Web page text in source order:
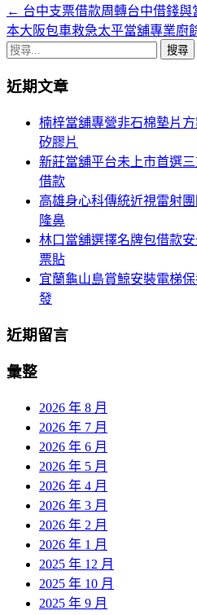
文
章
航
← 台中支票借款周轉台中借錢與
本大阪包車救急太平當舖專業廚
搜
關
近期文章
楠梓當舖專營非石棉墊片
矽膠片
新莊當舖平台未上市首選
借款
高雄身心科傳統近視雷射
隆鼻
林口當舖選擇名牌包借款
票貼
宜蘭龜山島賞鯨安裝電梯
發
近期留言
彙整
2026 年 8 月
2026 年 7 月
2026 年 6 月
2026 年 5 月
2026 年 4 月
2026 年 3 月
2026 年 2 月
2026 年 1 月
2025 年 12 月
2025 年 10 月
2025 年 9 月